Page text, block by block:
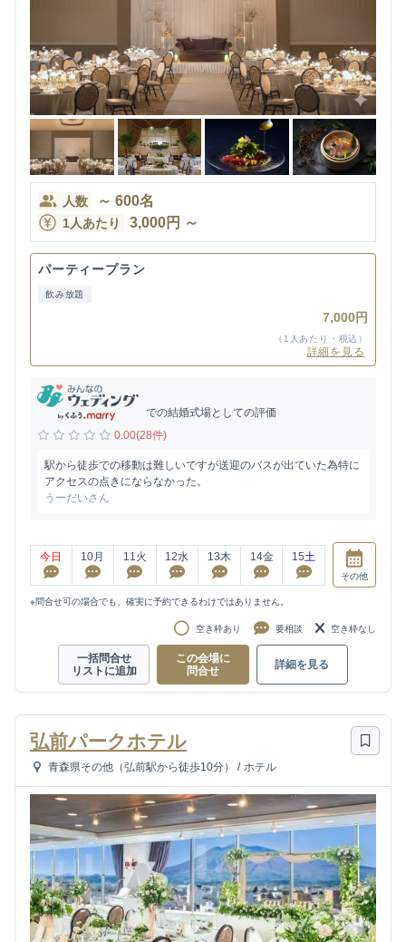
人数 ～ 600名
1人あたり 3,000円 ～
パーティープラン
飲み放題
7,000円
（1人あたり・税込）
詳細を見る
での結婚式場としての評価
0.00(28件)
駅から徒歩での移動は難しいですが送迎のバスが出ていた為特に
アクセスの点きにならなかった。
うーだいさん
今日 10月 11火 12水 13木 14金 15土
その他
※問合せ可の場合でも、確実に予約できるわけではありません。
空き枠あり 要相談 空き枠なし
一括問合せ
リストに追加
この会場に
問合せ
詳細を見る
弘前パークホテル
青森県その他（弘前駅から徒歩10分） / ホテル